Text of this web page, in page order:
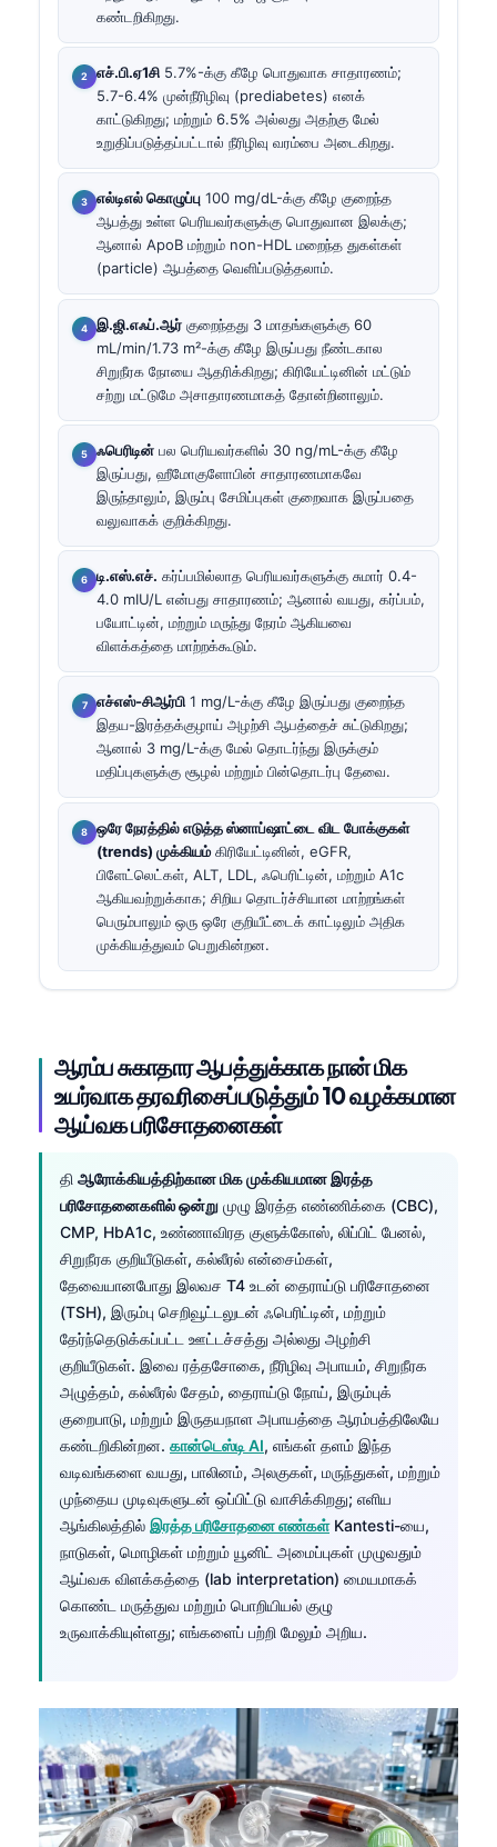
கண்டறிகிறது.
எச்.பி.ஏ1சி 5.7%-க்கு கீழே பொதுவாக சாதாரணம்;
5.7-6.4% முன்நீரிழிவு (prediabetes) எனக்
காட்டுகிறது; மற்றும் 6.5% அல்லது அதற்கு மேல்
உறுதிப்படுத்தப்பட்டால் நீரிழிவு வரம்பை அடைகிறது.
எல்டிஎல் கொழுப்பு 100 mg/dL-க்கு கீழே குறைந்த
ஆபத்து உள்ள பெரியவர்களுக்கு பொதுவான இலக்கு;
ஆனால் ApoB மற்றும் non-HDL மறைந்த துகள்கள்
(particle) ஆபத்தை வெளிப்படுத்தலாம்.
இ.ஜி.எஃப்.ஆர் குறைந்தது 3 மாதங்களுக்கு 60
mL/min/1.73 m²-க்கு கீழே இருப்பது நீண்டகால
சிறுநீரக நோயை ஆதரிக்கிறது; கிரியேட்டினின் மட்டும்
சற்று மட்டுமே அசாதாரணமாகத் தோன்றினாலும்.
ஃபெரிடின் பல பெரியவர்களில் 30 ng/mL-க்கு கீழே
இருப்பது, ஹீமோகுளோபின் சாதாரணமாகவே
இருந்தாலும், இரும்பு சேமிப்புகள் குறைவாக இருப்பதை
வலுவாகக் குறிக்கிறது.
டி.எஸ்.எச். கர்ப்பமில்லாத பெரியவர்களுக்கு சுமார் 0.4-
4.0 mIU/L என்பது சாதாரணம்; ஆனால் வயது, கர்ப்பம்,
பயோட்டின், மற்றும் மருந்து நேரம் ஆகியவை
விளக்கத்தை மாற்றக்கூடும்.
எச்எஸ்-சிஆர்பி 1 mg/L-க்கு கீழே இருப்பது குறைந்த
இதய-இரத்தக்குழாய் அழற்சி ஆபத்தைச் சுட்டுகிறது;
ஆனால் 3 mg/L-க்கு மேல் தொடர்ந்து இருக்கும்
மதிப்புகளுக்கு சூழல் மற்றும் பின்தொடர்பு தேவை.
ஒரே நேரத்தில் எடுத்த ஸ்னாப்ஷாட்டை விட போக்குகள்
(trends) முக்கியம்கிரியேட்டினின், eGFR,
பிளேட்லெட்கள், ALT, LDL, ஃபெரிட்டின், மற்றும் A1c
ஆகியவற்றுக்காக; சிறிய தொடர்ச்சியான மாற்றங்கள்
பெரும்பாலும் ஒரு ஒரே குறியீட்டைக் காட்டிலும் அதிக
முக்கியத்துவம் பெறுகின்றன.
ஆரம்ப சுகாதார ஆபத்துக்காக நான் மிக
உயர்வாக தரவரிசைப்படுத்தும் 10 வழக்கமான
ஆய்வக பரிசோதனைகள்
தி ஆரோக்கியத்திற்கான மிக முக்கியமான இரத்த
பரிசோதனைகளில் ஒன்று முழு இரத்த எண்ணிக்கை (CBC),
CMP, HbA1c, உண்ணாவிரத குளுக்கோஸ், லிப்பிட் பேனல்,
சிறுநீரக குறியீடுகள், கல்லீரல் என்சைம்கள்,
தேவையானபோது இலவச T4 உடன் தைராய்டு பரிசோதனை
(TSH), இரும்பு செறிவூட்டலுடன் ஃபெரிட்டின், மற்றும்
தேர்ந்தெடுக்கப்பட்ட ஊட்டச்சத்து அல்லது அழற்சி
குறியீடுகள். இவை ரத்தசோகை, நீரிழிவு அபாயம், சிறுநீரக
அழுத்தம், கல்லீரல் சேதம், தைராய்டு நோய், இரும்புக்
குறைபாடு, மற்றும் இருதயநாள அபாயத்தை ஆரம்பத்திலேயே
கண்டறிகின்றன. கான்டெஸ்டி AI, எங்கள் தளம் இந்த
வடிவங்களை வயது, பாலினம், அலகுகள், மருந்துகள், மற்றும்
முந்தைய முடிவுகளுடன் ஒப்பிட்டு வாசிக்கிறது; எளிய
ஆங்கிலத்தில் இரத்த பரிசோதனை எண்கள்Kantesti-யை,
நாடுகள், மொழிகள் மற்றும் யூனிட் அமைப்புகள் முழுவதும்
ஆய்வக விளக்கத்தை (lab interpretation) மையமாகக்
கொண்ட மருத்துவ மற்றும் பொறியியல் குழு
உருவாக்கியுள்ளது; எங்களைப் பற்றி மேலும் அறிய.